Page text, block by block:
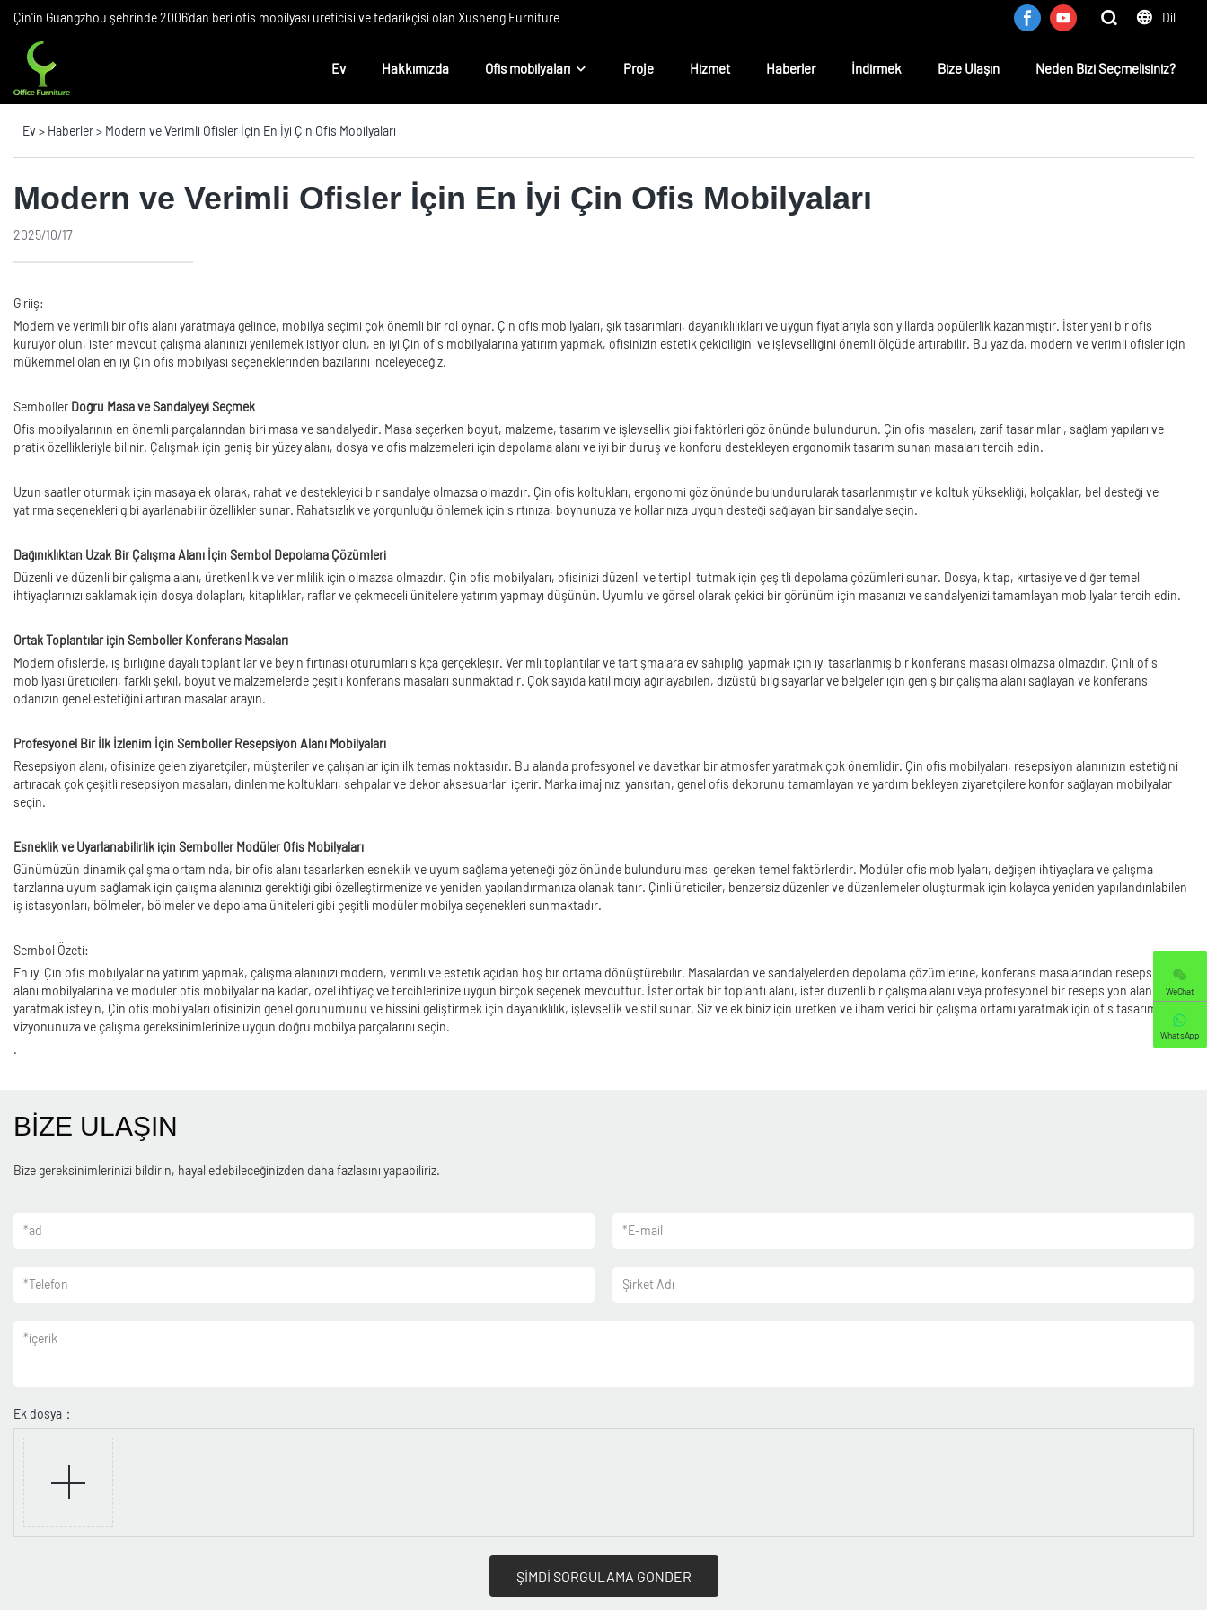
Çin'in Guangzhou şehrinde 2006'dan beri ofis mobilyası üreticisi ve tedarikçisi olan Xusheng Furniture Dil
Ev Hakkımızda Ofis mobilyaları Proje Hizmet Haberler İndirmek Bize Ulaşın Neden Bizi Seçmelisiniz?
Ev > Haberler> Modern ve Verimli Ofisler İçin En İyi Çin Ofis Mobilyaları
Modern ve Verimli Ofisler İçin En İyi Çin Ofis Mobilyaları
2025/10/17
Giriiş:
Modern ve verimli bir ofis alanı yaratmaya gelince, mobilya seçimi çok önemli bir rol oynar. Çin ofis mobilyaları, şık tasarımları, dayanıklılıkları ve uygun fiyatlarıyla son yıllarda popülerlik kazanmıştır. İster yeni bir ofis
kuruyor olun, ister mevcut çalışma alanınızı yenilemek istiyor olun, en iyi Çin ofis mobilyalarına yatırım yapmak, ofisinizin estetik çekiciliğini ve işlevselliğini önemli ölçüde artırabilir. Bu yazıda, modern ve verimli ofisler için
mükemmel olan en iyi Çin ofis mobilyası seçeneklerinden bazılarını inceleyeceğiz.
Semboller Doğru Masa ve Sandalyeyi Seçmek
Ofis mobilyalarının en önemli parçalarından biri masa ve sandalyedir. Masa seçerken boyut, malzeme, tasarım ve işlevsellik gibi faktörleri göz önünde bulundurun. Çin ofis masaları, zarif tasarımları, sağlam yapıları ve
pratik özellikleriyle bilinir. Çalışmak için geniş bir yüzey alanı, dosya ve ofis malzemeleri için depolama alanı ve iyi bir duruş ve konforu destekleyen ergonomik tasarım sunan masaları tercih edin.
Uzun saatler oturmak için masaya ek olarak, rahat ve destekleyici bir sandalye olmazsa olmazdır. Çin ofis koltukları, ergonomi göz önünde bulundurularak tasarlanmıştır ve koltuk yüksekliği, kolçaklar, bel desteği ve
yatırma seçenekleri gibi ayarlanabilir özellikler sunar. Rahatsızlık ve yorgunluğu önlemek için sırtınıza, boynunuza ve kollarınıza uygun desteği sağlayan bir sandalye seçin.
Dağınıklıktan Uzak Bir Çalışma Alanı İçin Sembol Depolama Çözümleri
Düzenli ve düzenli bir çalışma alanı, üretkenlik ve verimlilik için olmazsa olmazdır. Çin ofis mobilyaları, ofisinizi düzenli ve tertipli tutmak için çeşitli depolama çözümleri sunar. Dosya, kitap, kırtasiye ve diğer temel
ihtiyaçlarınızı saklamak için dosya dolapları, kitaplıklar, raflar ve çekmeceli ünitelere yatırım yapmayı düşünün. Uyumlu ve görsel olarak çekici bir görünüm için masanızı ve sandalyenizi tamamlayan mobilyalar tercih edin.
Ortak Toplantılar için Semboller Konferans Masaları
Modern ofislerde, iş birliğine dayalı toplantılar ve beyin fırtınası oturumları sıkça gerçekleşir. Verimli toplantılar ve tartışmalara ev sahipliği yapmak için iyi tasarlanmış bir konferans masası olmazsa olmazdır. Çinli ofis
mobilyası üreticileri, farklı şekil, boyut ve malzemelerde çeşitli konferans masaları sunmaktadır. Çok sayıda katılımcıyı ağırlayabilen, dizüstü bilgisayarlar ve belgeler için geniş bir çalışma alanı sağlayan ve konferans
odanızın genel estetiğini artıran masalar arayın.
Profesyonel Bir İlk İzlenim İçin Semboller Resepsiyon Alanı Mobilyaları
Resepsiyon alanı, ofisinize gelen ziyaretçiler, müşteriler ve çalışanlar için ilk temas noktasıdır. Bu alanda profesyonel ve davetkar bir atmosfer yaratmak çok önemlidir. Çin ofis mobilyaları, resepsiyon alanınızın estetiğini
artıracak çok çeşitli resepsiyon masaları, dinlenme koltukları, sehpalar ve dekor aksesuarları içerir. Marka imajınızı yansıtan, genel ofis dekorunu tamamlayan ve yardım bekleyen ziyaretçilere konfor sağlayan mobilyalar
seçin.
Esneklik ve Uyarlanabilirlik için Semboller Modüler Ofis Mobilyaları
Günümüzün dinamik çalışma ortamında, bir ofis alanı tasarlarken esneklik ve uyum sağlama yeteneği göz önünde bulundurulması gereken temel faktörlerdir. Modüler ofis mobilyaları, değişen ihtiyaçlara ve çalışma
tarzlarına uyum sağlamak için çalışma alanınızı gerektiği gibi özelleştirmenize ve yeniden yapılandırmanıza olanak tanır. Çinli üreticiler, benzersiz düzenler ve düzenlemeler oluşturmak için kolayca yeniden yapılandırılabilen
iş istasyonları, bölmeler, bölmeler ve depolama üniteleri gibi çeşitli modüler mobilya seçenekleri sunmaktadır.
Sembol Özeti:
En iyi Çin ofis mobilyalarına yatırım yapmak, çalışma alanınızı modern, verimli ve estetik açıdan hoş bir ortama dönüştürebilir. Masalardan ve sandalyelerden depolama çözümlerine, konferans masalarından resepsiyon
alanı mobilyalarına ve modüler ofis mobilyalarına kadar, özel ihtiyaç ve tercihlerinize uygun birçok seçenek mevcuttur. İster ortak bir toplantı alanı, ister düzenli bir çalışma alanı veya profesyonel bir resepsiyon alanı
yaratmak isteyin, Çin ofis mobilyaları ofisinizin genel görünümünü ve hissini geliştirmek için dayanıklılık, işlevsellik ve stil sunar. Siz ve ekibiniz için üretken ve ilham verici bir çalışma ortamı yaratmak için ofis tasarım
vizyonunuza ve çalışma gereksinimlerinize uygun doğru mobilya parçalarını seçin.
.
BİZE ULAŞIN
Bize gereksinimlerinizi bildirin, hayal edebileceğinizden daha fazlasını yapabiliriz.
*ad *E-mail
*Telefon Şirket Adı
*içerik
Ek dosya：
ŞİMDİ SORGULAMA GÖNDER
WeChat
WhatsApp